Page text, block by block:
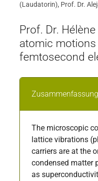
(Laudatorin), Prof. Dr.
Prof. Dr.
atomic
femtosecond
Zusammenfassung
The microscopic
lattice vibrations
carriers are at the
condensed matter
as